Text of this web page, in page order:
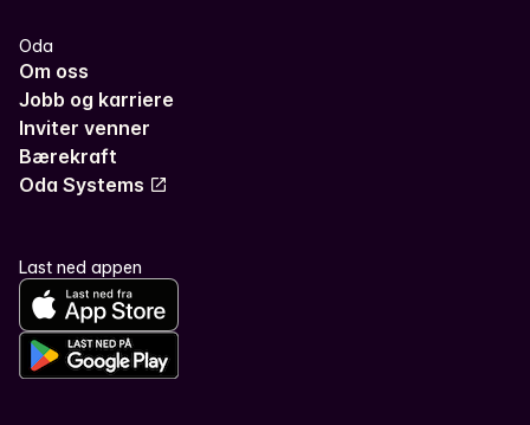
Oda
Om oss
Jobb og karriere
Inviter venner
Bærekraft
Oda Systems
Last ned appen